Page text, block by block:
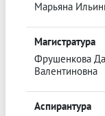
Марьяна
Магистратура
Фрушенкова
Валентиновна
Аспирантура